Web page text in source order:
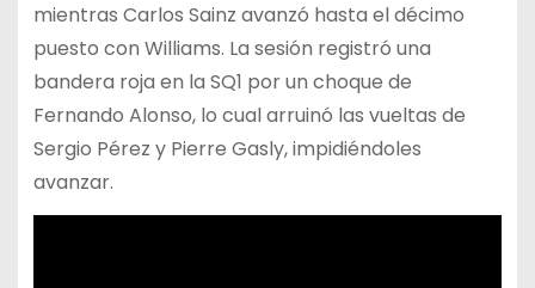
mientras Carlos Sainz avanzó hasta el décimo
puesto con Williams. La sesión registró una
bandera roja en la SQ1 por un choque de
Fernando Alonso, lo cual arruinó las vueltas de
Sergio Pérez y Pierre Gasly, impidiéndoles
avanzar.